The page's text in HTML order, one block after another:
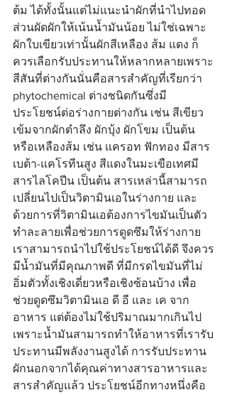
ต้ม ได้ทั้งนั้นแต่ไม่แนะนำผักที่นำไปทอด
ส่วนผัดผักให้เน้นน้ำมันน้อย ไม่ใช่เฉพาะ
ผักใบเขียวเท่านั้นผักสีเหลือง ส้ม แดง ก็
ควรเลือกรับประทานให้หลากหลายเพราะ
สีสันที่ต่างกันนั่นคือสารสำคัญที่เรียกว่า
phytochemical ต่างชนิดกันซึ่งมี
ประโยชน์ต่อร่างกายต่างกัน เช่น สีเขียว
เข้มจากผักตำลึง ผักบุ้ง ผักโขม เป็นต้น
หรือเหลืองส้ม เช่น แครอท ฟักทอง มีสาร
เบต้า-แคโรทีนสูง สีแดงในมะเขือเทศมี
สารไลโคปีน เป็นต้น สารเหล่านี้สามารถ
เปลี่ยนไปเป็นวิตามินเอในร่างกาย และ
ด้วยการที่วิตามินเอต้องการไขมันเป็นตัว
ทำละลายเพื่อช่วยการดูดซึมให้ร่างกาย
เราสามารถนำไปใช้ประโยชน์ได้ดี จึงควร
มีน้ำมันที่มีคุณภาพดี ที่มีกรดไขมันที่ไม่
อิ่มตัวทั้งเชิงเดี่ยวหรือเชิงซ้อนบ้าง เพื่อ
ช่วยดูดซึมวิตามินเอ ดี อี และ เค จาก
อาหาร แต่ต้องไม่ใช้ปริมาณมากเกินไป
เพราะน้ำมันสามารถทำให้อาหารที่เรารับ
ประทานมีพลังงานสูงได้ การรับประทาน
ผักนอกจากได้คุณค่าทางสารอาหารและ
สารสำคัญแล้ว ประโยชน์อีกทางหนึ่งคือ